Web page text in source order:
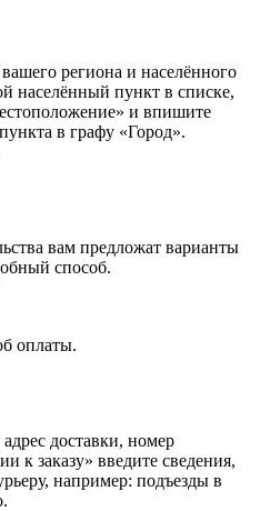
региона и населённого
населённый пункт в списке,
и впишите
в графу «Город».
вам предложат варианты
способ.
оплаты.
доставки, номер
к заказу» введите сведения,
например: подъезды в